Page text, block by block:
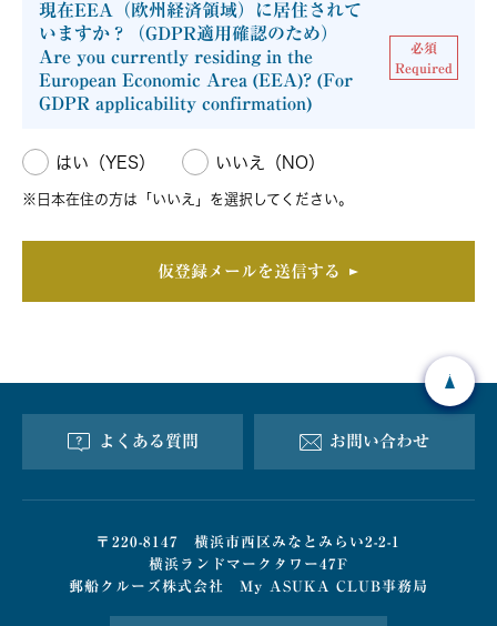
現在EEA（欧州経済領域）に居住されて
いますか？（GDPR適用確認のため）
Are you currently residing in the
European Economic Area (EEA)? (For
GDPR applicability confirmation)
必須
Required
はい（YES） いいえ（NO）
※日本在住の方は「いいえ」を選択してください。
仮登録メールを送信する
よくある質問 お問い合わせ
〒220-8147 横浜市西区みなとみらい2-2-1
横浜ランドマークタワー47F
郵船クルーズ株式会社 My ASUKA CLUB事務局